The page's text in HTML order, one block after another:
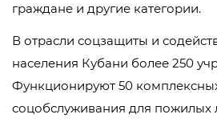
граждане и другие категории.
В отрасли соцзащиты и
населения Кубани более 250
Функционируют 50
соцобслуживания для пожилых